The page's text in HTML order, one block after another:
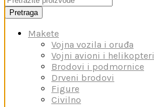
Pretraga
Makete
Vojna vozila i oruđa
Vojni avioni i helikopteri
Brodovi i podmornice
Drveni brodovi
Figure
Civilno